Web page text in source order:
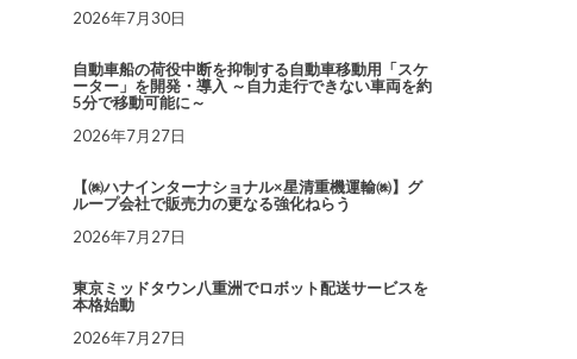
2026年7月30日
自動車船の荷役中断を抑制する自動車移動用「スケ
ーター」を開発・導入 ～自力走行できない車両を約
5分で移動可能に～
2026年7月27日
【㈱ハナインターナショナル×星清重機運輸㈱】グ
ループ会社で販売力の更なる強化ねらう
2026年7月27日
東京ミッドタウン八重洲でロボット配送サービスを
本格始動
2026年7月27日